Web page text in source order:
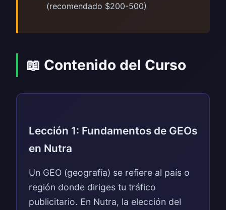
(recomendado $200-500)
📖 Contenido del Curso
Lección 1: Fundamentos de GEOs
en Nutra
Un GEO (geografía) se refiere al país o
región donde diriges tu tráfico
publicitario. En Nutra, la elección del